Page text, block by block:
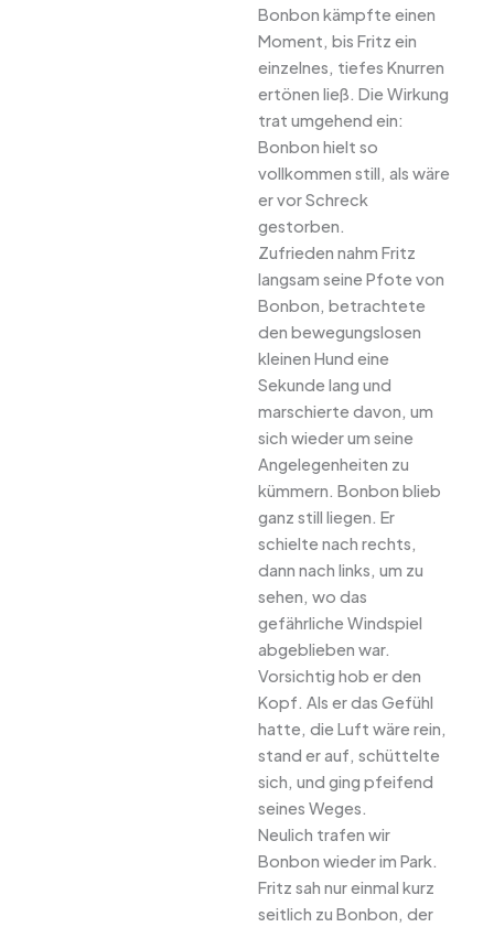
Bonbon kämpfte einen
Moment, bis Fritz ein
einzelnes, tiefes Knurren
ertönen ließ. Die Wirkung
trat umgehend ein:
Bonbon hielt so
vollkommen still, als wäre
er vor Schreck
gestorben.
Zufrieden nahm Fritz
langsam seine Pfote von
Bonbon, betrachtete
den bewegungslosen
kleinen Hund eine
Sekunde lang und
marschierte davon, um
sich wieder um seine
Angelegenheiten zu
kümmern. Bonbon blieb
ganz still liegen. Er
schielte nach rechts,
dann nach links, um zu
sehen, wo das
gefährliche Windspiel
abgeblieben war.
Vorsichtig hob er den
Kopf. Als er das Gefühl
hatte, die Luft wäre rein,
stand er auf, schüttelte
sich, und ging pfeifend
seines Weges.
Neulich trafen wir
Bonbon wieder im Park.
Fritz sah nur einmal kurz
seitlich zu Bonbon, der